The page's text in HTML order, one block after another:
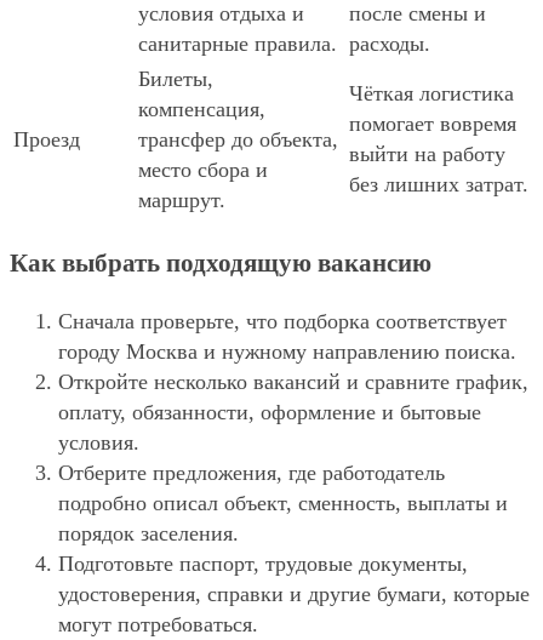
условия отдыха и
санитарные правила.
после смены и
расходы.
Проезд
Билеты,
компенсация,
трансфер до объекта,
место сбора и
маршрут.
Чёткая логистика
помогает вовремя
выйти на работу
без лишних затрат.
Как выбрать подходящую вакансию
Сначала проверьте, что подборка соответствует
городу Москва и нужному направлению поиска.
Откройте несколько вакансий и сравните график,
оплату, обязанности, оформление и бытовые
условия.
Отберите предложения, где работодатель
подробно описал объект, сменность, выплаты и
порядок заселения.
Подготовьте паспорт, трудовые документы,
удостоверения, справки и другие бумаги, которые
могут потребоваться.